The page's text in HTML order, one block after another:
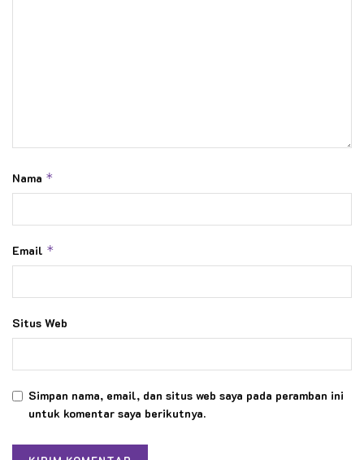
Nama *
Email *
Situs Web
Simpan nama, email, dan situs web saya pada peramban ini
untuk komentar saya berikutnya.